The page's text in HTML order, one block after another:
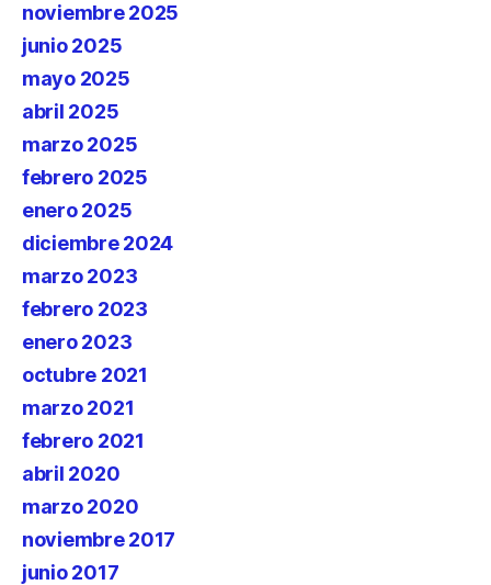
noviembre 2025
junio 2025
mayo 2025
abril 2025
marzo 2025
febrero 2025
enero 2025
diciembre 2024
marzo 2023
febrero 2023
enero 2023
octubre 2021
marzo 2021
febrero 2021
abril 2020
marzo 2020
noviembre 2017
junio 2017